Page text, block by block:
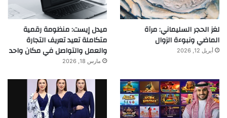
لغز الحجر السليماني: مرآة
الماضي ونبوءة الزوال
أبريل 12, 2026
ميدل إيست: منظومة رقمية
متكاملة تعيد تعريف التجارة
والعمل والتواصل في مكان واحد
مارس 18, 2026